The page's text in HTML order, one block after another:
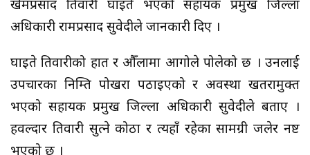
खेमप्रसाद तिवारी घाइते भएको सहायक प्रमुख जिल्ला
अधिकारी रामप्रसाद सुवेदीले जानकारी दिए ।
घाइते तिवारीको हात र औँलामा आगोले पोलेको छ । उनलाई
उपचारका निम्ति पोखरा पठाइएको र अवस्था खतरामुक्त
भएको सहायक प्रमुख जिल्ला अधिकारी सुवेदीले बताए ।
हवल्दार तिवारी सुत्ने कोठा र त्यहाँ रहेका सामग्री जलेर नष्ट